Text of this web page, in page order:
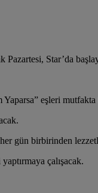
Pazartesi, Star’da
eşleri
gün birbirinden
çalışacak.